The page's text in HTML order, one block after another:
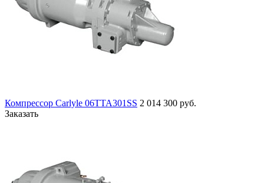
Компрессор Carlyle 06TTA301SS 2 014 300 руб.
Заказать